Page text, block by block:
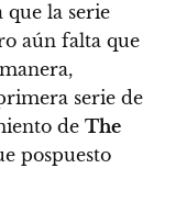
la serie
aún falta que
serie de
de The
pospuesto